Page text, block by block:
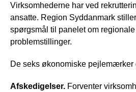
Virksomhederne har ved
ansatte. Region Syddanmark
spørgsmål til panelet om
problemstillinger.
De seks økonomiske pejlemærker
Afskedigelser. Forventer